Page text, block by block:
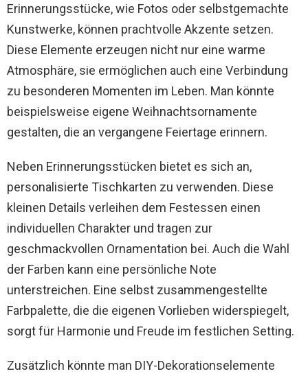
Erinnerungsstücke, wie Fotos oder selbstgemachte
Kunstwerke, können prachtvolle Akzente setzen.
Diese Elemente erzeugen nicht nur eine warme
Atmosphäre, sie ermöglichen auch eine Verbindung
zu besonderen Momenten im Leben. Man könnte
beispielsweise eigene Weihnachtsornamente
gestalten, die an vergangene Feiertage erinnern.
Neben Erinnerungsstücken bietet es sich an,
personalisierte Tischkarten zu verwenden. Diese
kleinen Details verleihen dem Festessen einen
individuellen Charakter und tragen zur
geschmackvollen Ornamentation bei. Auch die Wahl
der Farben kann eine persönliche Note
unterstreichen. Eine selbst zusammengestellte
Farbpalette, die die eigenen Vorlieben widerspiegelt,
sorgt für Harmonie und Freude im festlichen Setting.
Zusätzlich könnte man DIY-Dekorationselemente